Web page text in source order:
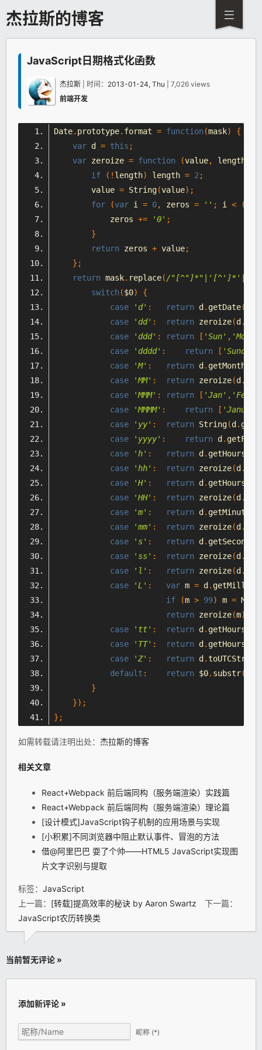
杰拉斯的博客
JavaScript日期格式化函数
杰拉斯 | 时间： 2013-01-24, Thu | 7,026 views
前端开发
Date. prototype. format = function(mask)
{
var d = this ;
var zeroize = function (value, length
if
(! length) length = 2 ;
        value
= String(value);
for
(var i = 0, zeros = '' ; i < (
            zeros
+= '0' ;
}
return zeros + value;
};
return mask. replace(/
switch($0)
{
case
'd' : return d . getDate();
case
'dd' : return zeroize(d .
case
'ddd' : return [ 'Sun' , 'Mon'
case
'dddd' : return [ 'Sunday'
case
'M' : return d . getMonth
case
'MM' : return zeroize(d .
case
'MMM' : return [ 'Jan' , 'Feb'
case
'MMMM' : return [
case
'yy' : return String(d .
case
'yyyy' : return d .
case
'h' : return d . getHours
case
'hh' : return zeroize(d .
case
'H' : return d . getHours
case
'HH' : return zeroize(d .
case
'm' : return d . getMinutes
case
'mm' : return zeroize(d .
case
's' : return d . getSeconds
case
'ss' : return zeroize(d .
case
'l' : return zeroize(d .
case
'L' : var m = d .
if
(m > 99) m = Math
return zeroize(m);
case
'tt' : return d . getHours
case
'TT' : return d . getHours
case
'Z' : return d .toUTCString
default : return $0. substr(
}
});
};
如需转载请注明出处： 杰拉斯的博客
相关文章
React+Webpack 前后端同构（服务端渲染）实践篇
React+Webpack 前后端同构（服务端渲染）理论篇
[设计模式]JavaScript钩子机制的应用场景与实现
[小积累]不同浏览器中阻止默认事件、冒泡的方法
借@阿里巴巴 耍了个帅——HTML5 JavaScript实现图
片文字识别与提取
标签： JavaScript
上一篇： [转载]提高效率的秘诀 by Aaron Swartz 下一篇：
JavaScript农历转换类
当前暂无评论 »
添加新评论 »
昵称 (*)